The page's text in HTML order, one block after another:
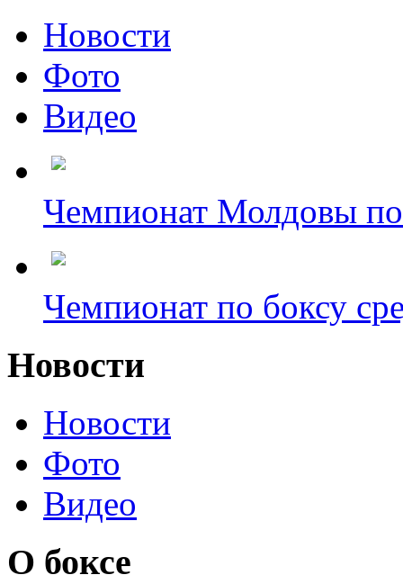
Новости
Фото
Видео
Чемпионат Молдовы
Чемпионат по боксу
Новости
Новости
Фото
Видео
О боксе